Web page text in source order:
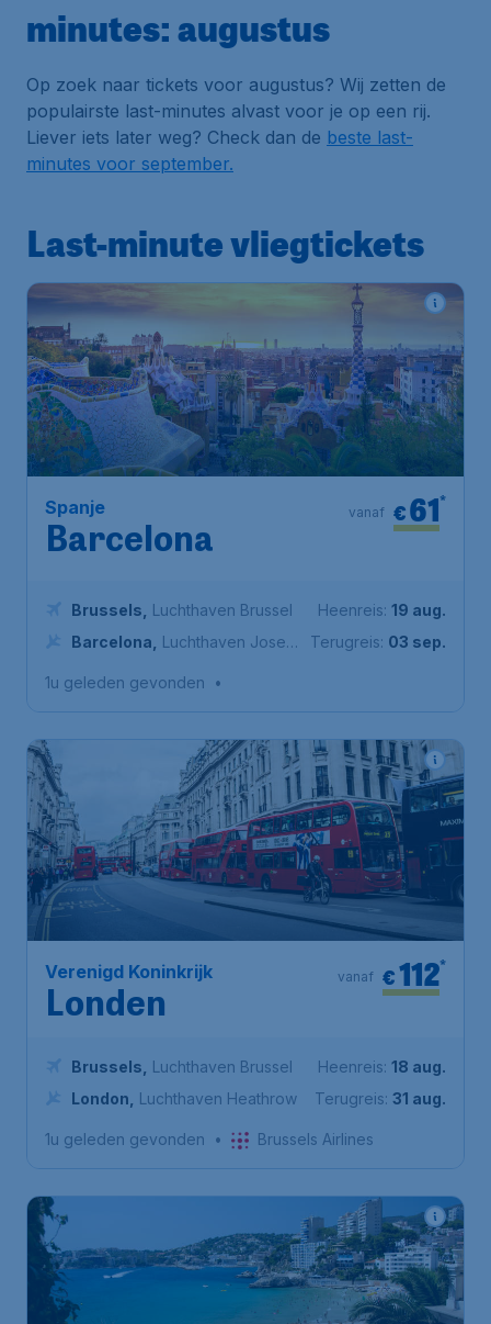
minutes: augustus
Op zoek naar tickets voor augustus? Wij zetten de
populairste last-minutes alvast voor je op een rij.
Liever iets later weg? Check dan de beste last-
minutes voor september.
Last-minute vliegtickets
Spanje
Barcelona
€61*
vanaf
Brussels
Luchthaven Brussel
Barcelona
Luchthaven Josep
Heenreis: 19 aug.
Terugreis: 03 sep.
1u geleden gevonden •
Verenigd Koninkrijk
Londen
€112*
vanaf
Brussels
Luchthaven Brussel
London
Luchthaven Heathrow
Heenreis: 18 aug.
Terugreis: 31 aug.
1u geleden gevonden • Brussels Airlines